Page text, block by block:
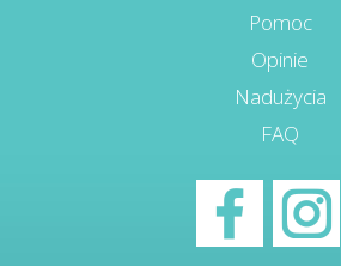
Pomoc
Opinie
Nadużycia
FAQ